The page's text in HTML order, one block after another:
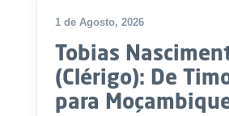
1 de Agosto, 2026
Tobias
(Clérigo): De
para